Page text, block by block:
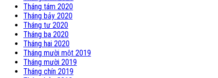
Tháng tám 2020
Tháng bảy 2020
Tháng tư 2020
Tháng ba 2020
Tháng hai 2020
Tháng mười một 2019
Tháng mười 2019
Tháng chín 2019